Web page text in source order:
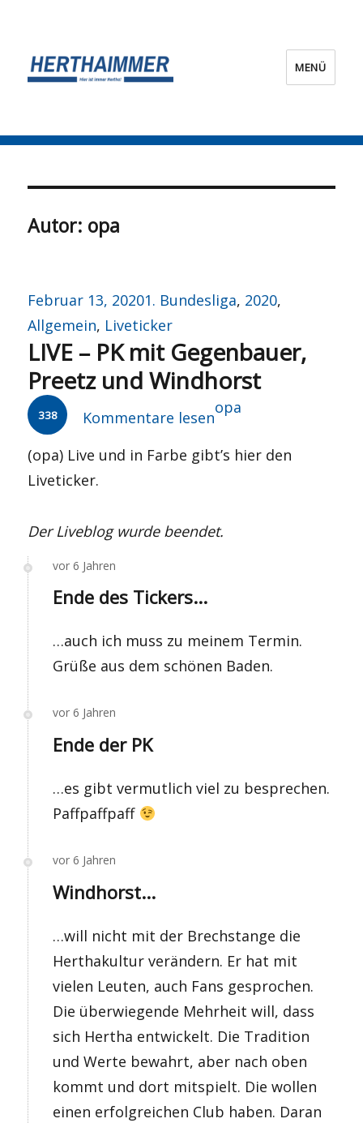
MENÜ
Autor: opa
Veröffentlicht
am
Februar 13, 2020Kategorien
1. Bundesliga, 2020,
Allgemein, Liveticker
LIVE – PK mit Gegenbauer,
Preetz und Windhorst
338 Kommentare lesen
Autor
opa
(opa) Live und in Farbe gibt’s hier den
Liveticker.
Der Liveblog wurde beendet.
vor 6 Jahren
Ende des Tickers...
…auch ich muss zu meinem Termin.
Grüße aus dem schönen Baden.
vor 6 Jahren
Ende der PK
…es gibt vermutlich viel zu besprechen.
Paffpaffpaff
vor 6 Jahren
Windhorst...
…will nicht mit der Brechstange die
Herthakultur verändern. Er hat mit
vielen Leuten, auch Fans gesprochen.
Die überwiegende Mehrheit will, dass
sich Hertha entwickelt. Die Tradition
und Werte bewahrt, aber nach oben
kommt und dort mitspielt. Die wollen
einen erfolgreichen Club haben. Daran